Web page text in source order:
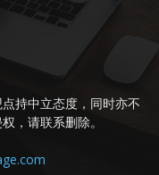
持中立态度，同时亦不
，请联系删除。